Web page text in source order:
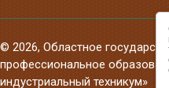
© 2026, Областное
профессиональное
индустриальный техникум»